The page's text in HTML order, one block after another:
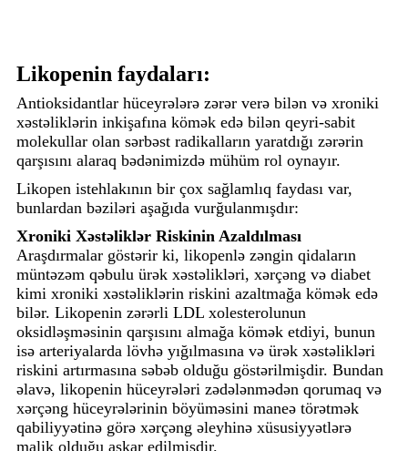
Likopenin faydaları:
Antioksidantlar hüceyrələrə zərər verə bilən və xroniki
xəstəliklərin inkişafına kömək edə bilən qeyri-sabit
molekullar olan sərbəst radikalların yaratdığı zərərin
qarşısını alaraq bədənimizdə mühüm rol oynayır.
Likopen istehlakının bir çox sağlamlıq faydası var,
bunlardan bəziləri aşağıda vurğulanmışdır:
Xroniki Xəstəliklər Riskinin Azaldılması
Araşdırmalar göstərir ki, likopenlə zəngin qidaların
müntəzəm qəbulu ürək xəstəlikləri, xərçəng və diabet
kimi xroniki xəstəliklərin riskini azaltmağa kömək edə
bilər. Likopenin zərərli LDL xolesterolunun
oksidləşməsinin qarşısını almağa kömək etdiyi, bunun
isə arteriyalarda lövhə yığılmasına və ürək xəstəlikləri
riskini artırmasına səbəb olduğu göstərilmişdir. Bundan
əlavə, likopenin hüceyrələri zədələnmədən qorumaq və
xərçəng hüceyrələrinin böyüməsini maneə törətmək
qabiliyyətinə görə xərçəng əleyhinə xüsusiyyətlərə
malik olduğu aşkar edilmişdir.